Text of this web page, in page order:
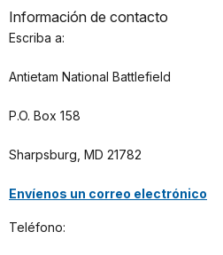
Información de contacto
Escriba a:
Antietam National Battlefield
P.O. Box 158
Sharpsburg, MD 21782
Envíenos un correo electrónico
Teléfono: